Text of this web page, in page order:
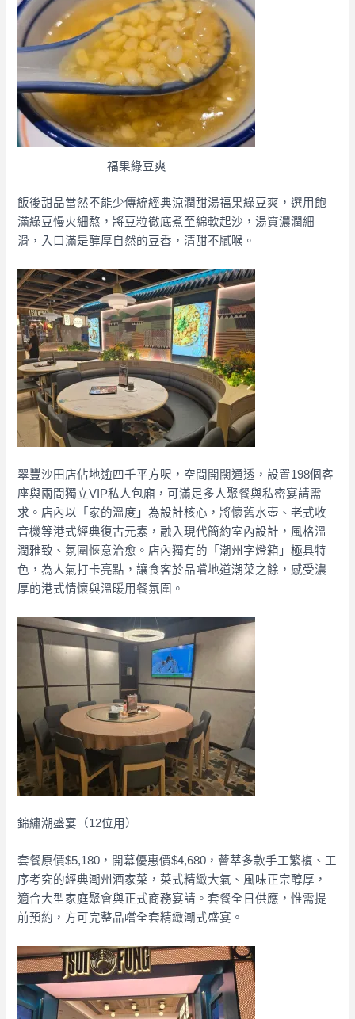
福果綠豆爽
飯後甜品當然不能少傳統經典涼潤甜湯福果綠豆爽，選用飽
滿綠豆慢火細熬，將豆粒徹底煮至綿軟起沙，湯質濃潤細
滑，入口滿是醇厚自然的豆香，清甜不膩喉。
翠豐沙田店佔地逾四千平方呎，空間開闊通透，設置198個客
座與兩間獨立VIP私人包廂，可滿足多人聚餐與私密宴請需
求。店內以「家的溫度」為設計核心，將懷舊水壺、老式收
音機等港式經典復古元素，融入現代簡約室內設計，風格溫
潤雅致、氛圍愜意治愈。店內獨有的「潮州字燈箱」極具特
色，為人氣打卡亮點，讓食客於品嚐地道潮菜之餘，感受濃
厚的港式情懷與溫暖用餐氛圍。
錦繡潮盛宴（12位用）
套餐原價$5,180，開幕優惠價$4,680，薈萃多款手工繁複、工
序考究的經典潮州酒家菜，菜式精緻大氣、風味正宗醇厚，
適合大型家庭聚會與正式商務宴請。套餐全日供應，惟需提
前預約，方可完整品嚐全套精緻潮式盛宴。